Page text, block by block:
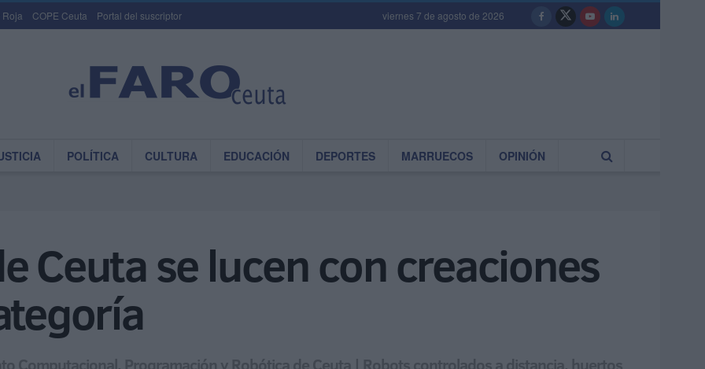
Roja COPE Ceuta Portal del suscriptor viernes 7 de agosto de 2026
POLÍTICA CULTURA EDUCACIÓN DEPORTES MARRUECOS OPINIÓN
Ceuta se lucen con creaciones
Computacional, Programación y Robótica de Ceuta | Robots controlados a distancia, huertos